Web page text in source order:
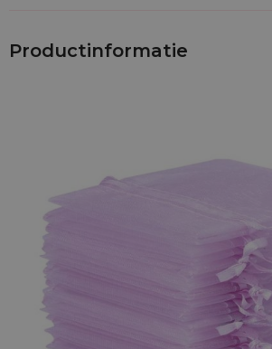
Deorganzazakjeshelpen je
Productinformatie